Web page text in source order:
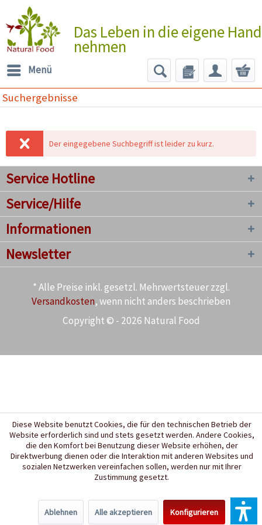
Das Leben in die eigene Hand
nehmen
Menü
Suchergebnisse
Der eingegebene Suchbegriff ist leider zu kurz.
Service Hotline
Service/Hilfe
Informationen
Newsletter
* Alle Preise inkl. gesetzl. Mehrwertsteuer zzgl.
Versandkosten, wenn nicht anders beschrieben
Copyright © - 2026 Natural Food
Diese Website benutzt Cookies, die für den technischen Betrieb der
Website erforderlich sind und stets gesetzt werden. Andere Cookies,
die den Komfort bei Benutzung dieser Website erhöhen, der
Direktwerbung dienen oder die Interaktion mit anderen Websites und
sozialen Netzwerken vereinfachen sollen, werden nur mit Ihrer
Zustimmung gesetzt.
Ablehnen Alle akzeptieren Konfigurieren